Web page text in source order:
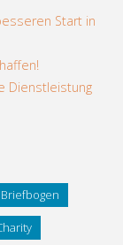
Start in
Dienstleistung
Briefbogen